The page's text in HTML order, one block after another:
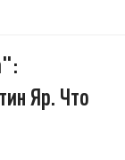
Яр. Что